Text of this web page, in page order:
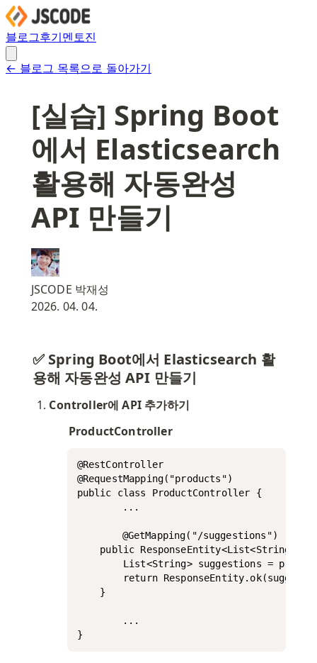
블로그후기멘토진
← 블로그 목록으로 돌아가기
[실습] Spring Boot
에서 Elasticsearch
활용해 자동완성
API 만들기
JSCODE 박재성
2026. 04. 04.
✅ Spring Boot에서 Elasticsearch 활
용해 자동완성 API 만들기
Controller에 API 추가하기
ProductController
@RestController
@RequestMapping("products")
public class ProductController {
public ResponseEntity<List<String>>
List<String> suggestions =
return
    }
}